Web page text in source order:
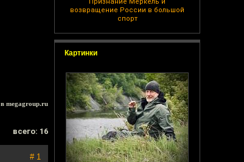
возвращение России в большой
спорт
Картинки
в megagroup.ru
всего: 16
# 1